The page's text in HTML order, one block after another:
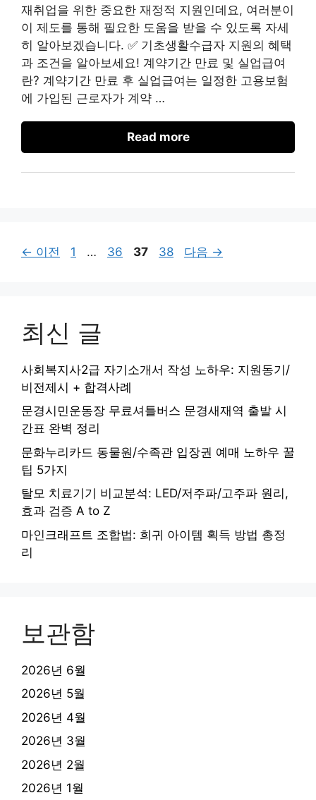
재취업을 위한 중요한 재정적 지원인데요, 여러분이
이 제도를 통해 필요한 도움을 받을 수 있도록 자세
히 알아보겠습니다. ✅ 기초생활수급자 지원의 혜택
과 조건을 알아보세요! 계약기간 만료 및 실업급여
란? 계약기간 만료 후 실업급여는 일정한 고용보험
에 가입된 근로자가 계약 …
Read more
← 이전
페
1 …
페
36
페
37
페
38 다음 →
최신 글
사회복지사2급 자기소개서 작성 노하우: 지원동기/
비전제시 + 합격사례
문경시민운동장 무료셔틀버스 문경새재역 출발 시
간표 완벽 정리
문화누리카드 동물원/수족관 입장권 예매 노하우 꿀
팁 5가지
탈모 치료기기 비교분석: LED/저주파/고주파 원리,
효과 검증 A to Z
마인크래프트 조합법: 희귀 아이템 획득 방법 총정
리
보관함
2026년 6월
2026년 5월
2026년 4월
2026년 3월
2026년 2월
2026년 1월